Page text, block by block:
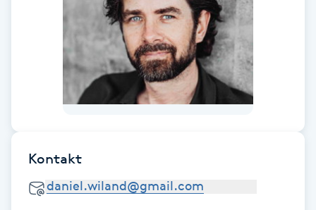
Diamantslipning
Enzympeeling
Extensions
Extensions borttagning
Kontakt